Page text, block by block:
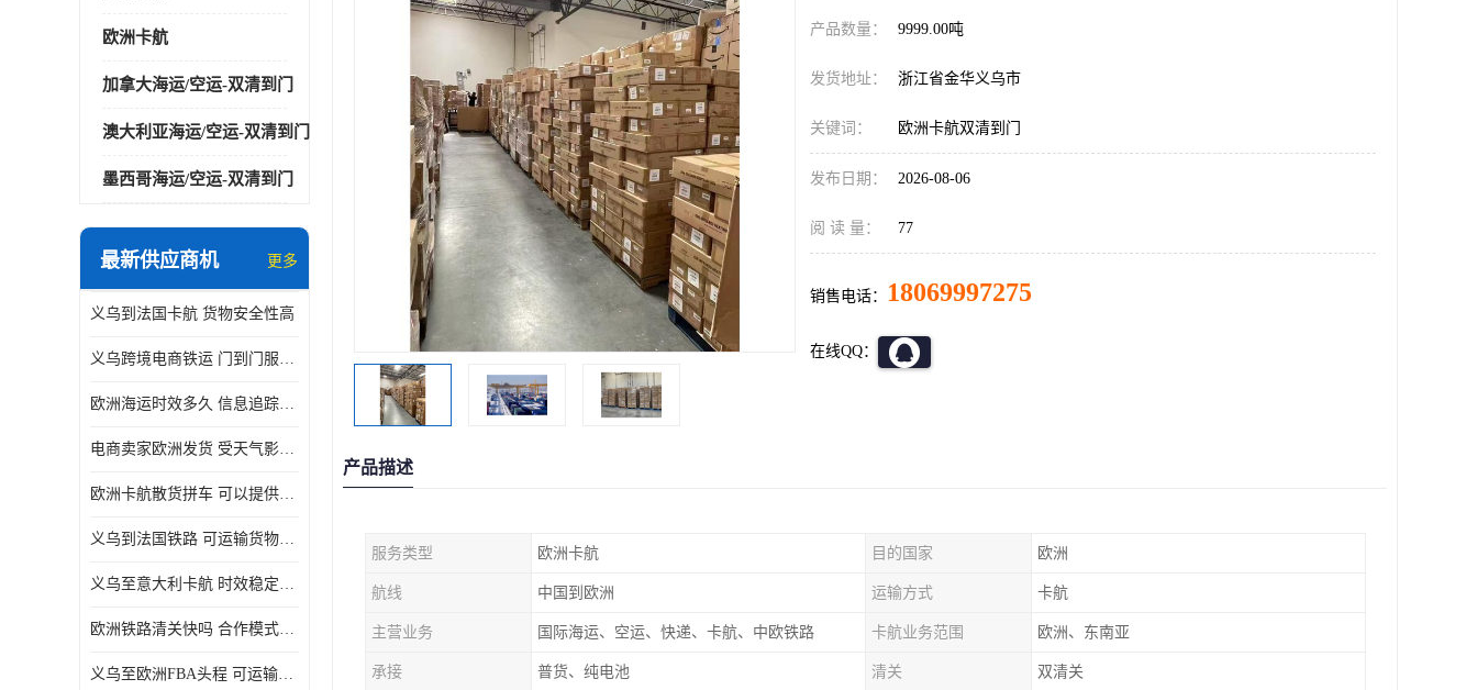
欧洲卡航
加拿大海运/空运-双清到门
澳大利亚海运/空运-双清到门
墨西哥海运/空运-双清到门
最新供应商机 更多
义乌到法国卡航 货物安全性高
义乌跨境电商铁运 门到门服务便捷
欧洲海运时效多久 信息追踪及时
电商卖家欧洲发货 受天气影响小
欧洲卡航散货拼车 可以提供个性化服务
义乌到法国铁路 可运输货物种类多
义乌至意大利卡航 时效稳定有保障
欧洲铁路清关快吗 合作模式多样
义乌至欧洲FBA头程 可运输货物种类多
产品数量： 9999.00吨
发货地址： 浙江省金华义乌市
关键词： 欧洲卡航双清到门
发布日期： 2026-08-06
阅 读 量： 77
销售电话： 18069997275
在线QQ：
产品描述
服务类型 欧洲卡航 目的国家 欧洲
航线 中国到欧洲 运输方式 卡航
主营业务 国际海运、空运、快递、卡航、中欧铁路 卡航业务范围 欧洲、东南亚
承接 普货、纯电池 清关 双清关